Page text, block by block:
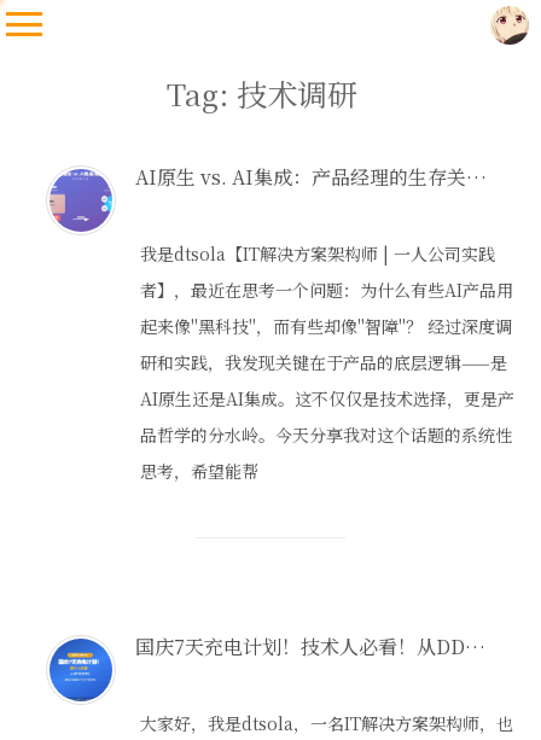
Tag: 技术调研
AI原生 vs. AI集成：产品经理的生存关键！
我是dtsola【IT解决方案架构师 | 一人公司实践
者】，最近在思考一个问题：为什么有些AI产品用
起来像"黑科技"，而有些却像"智障"？ 经过深度调
研和实践，我发现关键在于产品的底层逻辑——是
AI原生还是AI集成。这不仅仅是技术选择，更是产
品哲学的分水岭。今天分享我对这个话题的系统性
思考，希望能帮
国庆7天充电计划！技术人必看！从DDD到云原生，解决方案架构完全扫盲指南
大家好，我是dtsola，一名IT解决方案架构师，也